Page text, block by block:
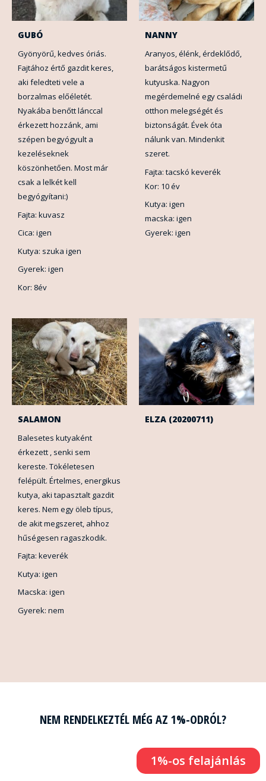
GUBÓ
Gyönyörű, kedves óriás.
Fajtához értő gazdit keres,
aki feledteti vele a
borzalmas előéletét.
Nyakába benőtt lánccal
érkezett hozzánk, ami
szépen begyógyult a
kezeléseknek
köszönhetően. Most már
csak a lelkét kell
begyógyítani:)
Fajta: kuvasz
Cica: igen
Kutya: szuka igen
Gyerek: igen
Kor: 8év
NANNY
Aranyos, élénk, érdeklődő,
barátságos kistermetű
kutyuska. Nagyon
megérdemelné egy családi
otthon melegségét és
biztonságát. Évek óta
nálunk van. Mindenkit
szeret.
Fajta: tacskó keverék
Kor: 10 év
Kutya: igen
macska: igen
Gyerek: igen
SALAMON
Balesetes kutyaként
érkezett , senki sem
kereste. Tökéletesen
felépült. Értelmes, energikus
kutya, aki tapasztalt gazdit
keres. Nem egy öleb típus,
de akit megszeret, ahhoz
hűségesen ragaszkodik.
Fajta: keverék
Kutya: igen
Macska: igen
Gyerek: nem
ELZA (20200711)
NEM RENDELKEZTÉL MÉG AZ 1%-ODRÓL?
1%-os felajánlás